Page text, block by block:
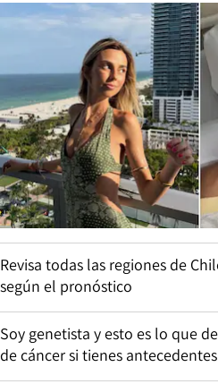
Revisa todas las regiones de
según el pronóstico
Soy genetista y esto es lo que
de cáncer si tienes